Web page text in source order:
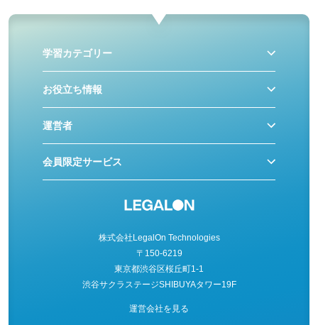
学習カテゴリー
お役立ち情報
運営者
会員限定サービス
株式会社LegalOn Technologies
〒150-6219
東京都渋谷区桜丘町1-1
渋谷サクラステージSHIBUYAタワー19F
運営会社を見る